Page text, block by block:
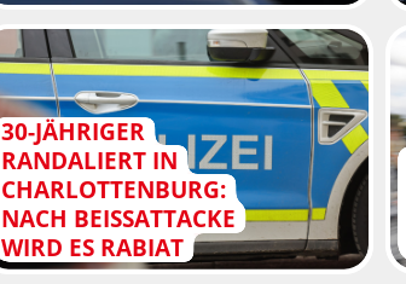
30-JÄHRIGER
RANDALIERT IN
CHARLOTTENBURG:
NACH BEISSATTACKE W
IRD ES RABIAT